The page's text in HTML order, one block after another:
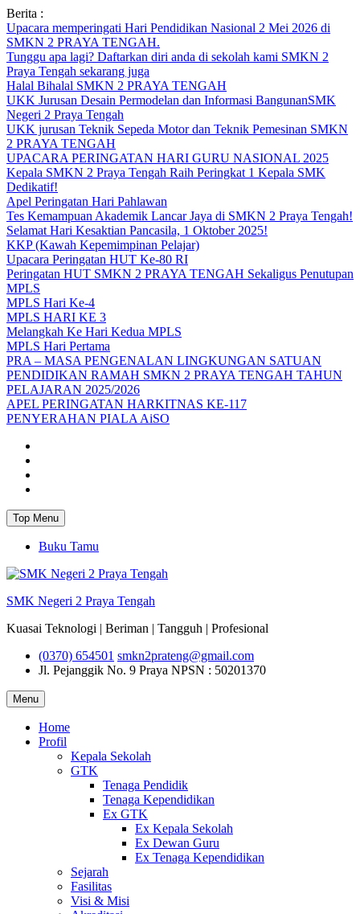
Skip
to
content
Berita :
Upacara memperingati Hari Pendidikan Nasional 2 Mei 2026 di
SMKN 2 PRAYA TENGAH.
Tunggu apa lagi? Daftarkan diri anda di sekolah kami SMKN 2
Praya Tengah sekarang juga
Halal Bihalal SMKN 2 PRAYA TENGAH
UKK Jurusan Desain Permodelan dan Informasi BangunanSMK
Negeri 2 Praya Tengah
UKK jurusan Teknik Sepeda Motor dan Teknik Pemesinan SMKN
2 PRAYA TENGAH
UPACARA PERINGATAN HARI GURU NASIONAL 2025
Kepala SMKN 2 Praya Tengah Raih Peringkat 1 Kepala SMK
Dedikatif!
Apel Peringatan Hari Pahlawan
Tes Kemampuan Akademik Lancar Jaya di SMKN 2 Praya Tengah!
Selamat Hari Kesaktian Pancasila, 1 Oktober 2025!
KKP (Kawah Kepemimpinan Pelajar)
Upacara Peringatan HUT Ke-80 RI
Peringatan HUT SMKN 2 PRAYA TENGAH Sekaligus Penutupan
MPLS
MPLS Hari Ke-4
MPLS HARI KE 3
Melangkah Ke Hari Kedua MPLS
MPLS Hari Pertama
PRA – MASA PENGENALAN LINGKUNGAN SATUAN
PENDIDIKAN RAMAH SMKN 2 PRAYA TENGAH TAHUN
PELAJARAN 2025/2026
APEL PERINGATAN HARKITNAS KE-117
PENYERAHAN PIALA AiSO
Top Menu
Buku Tamu
SMK Negeri 2 Praya Tengah
Kuasai Teknologi | Beriman | Tangguh | Profesional
(0370) 654501 smkn2prateng@gmail.com
Jl. Pejanggik No. 9 Praya NPSN : 50201370
Menu
Home
Profil
Kepala Sekolah
GTK
Tenaga Pendidik
Tenaga Kependidikan
Ex GTK
Ex Kepala Sekolah
Ex Dewan Guru
Ex Tenaga Kependidikan
Sejarah
Fasilitas
Visi & Misi